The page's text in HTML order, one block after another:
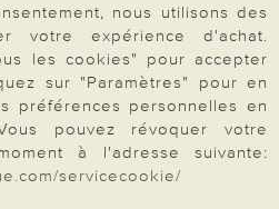
& liberté|Vie privée & cookies
nous utilisons des
votre expérience d'achat.
les cookies" pour accepter
sur "Paramètres" pour en
préférences personnelles en
pouvez révoquer votre
à l'adresse suivante:
servicecookie/